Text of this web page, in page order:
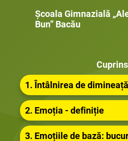
Școala Gimnazială
Bun” Bacău
Cuprins
1. Întâlnirea de dimineață
2. Emoția - definiție
3. Emoțiile de bază: